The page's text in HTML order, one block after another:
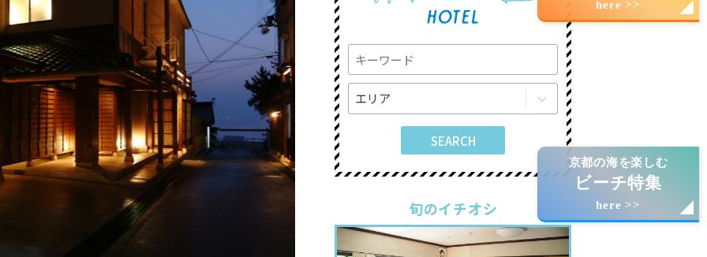
here >>
京都の海を楽しむ
ビーチ特集
here >>
旬のイチオシ